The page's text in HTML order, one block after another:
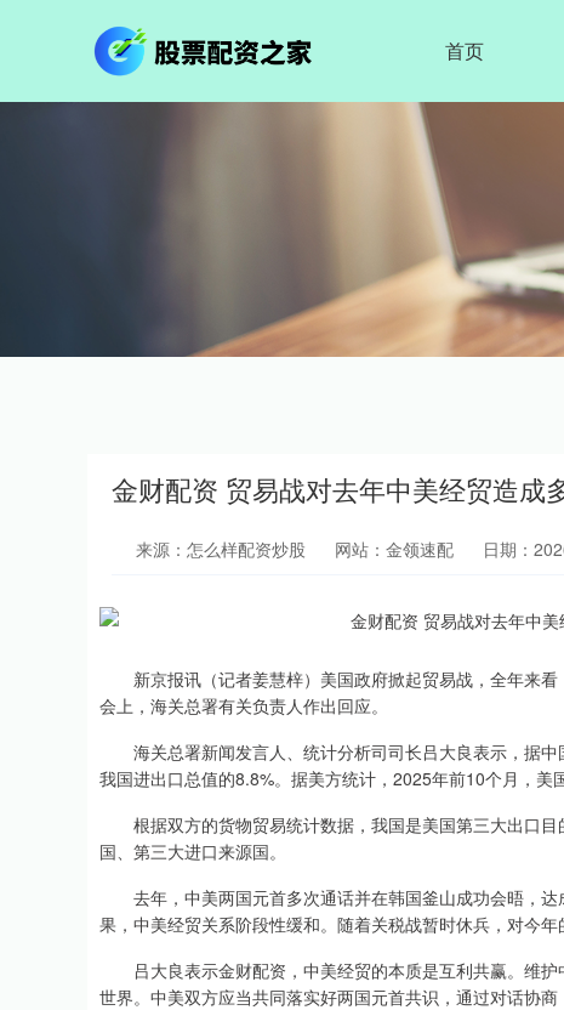
首页
金财配资 贸易战对去年中美经贸造成
来源：怎么样配资炒股 网站：金领速配 日期：
新京报讯（记者姜慧梓）美国政府掀起贸易战，全年来看
会上，海关总署有关负责人作出回应。
海关总署新闻发言人、统计分析司司长吕大良表示，据中
我国进出口总值的8.8%。据美方统计，2025年前10个月，美
根据双方的货物贸易统计数据，我国是美国第三大出口目
国、第三大进口来源国。
去年，中美两国元首多次通话并在韩国釜山成功会晤，达
果，中美经贸关系阶段性缓和。随着关税战暂时休兵，对今年
吕大良表示金财配资，中美经贸的本质是互利共赢。维护
世界。中美双方应当共同落实好两国元首共识，通过对话协